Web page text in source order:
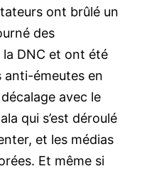
ont brûlé un
des
DNC et ont été
anti-émeutes en
avec le
qui s’est déroulé
et les médias
Et même si